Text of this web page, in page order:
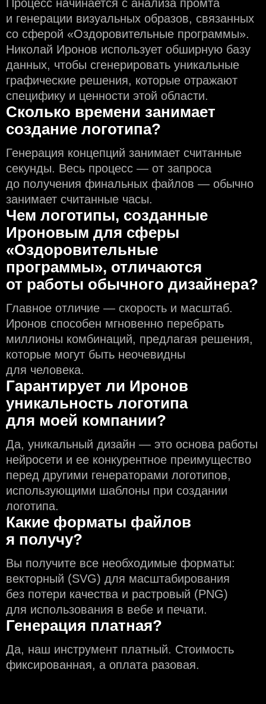
Процесс начинается с анализа промта
и генерации визуальных образов, связанных
со сферой «Оздоровительные программы».
Николай Иронов использует обширную базу
данных, чтобы сгенерировать уникальные
графические решения, которые отражают
специфику и ценности этой области.
Сколько времени занимает
создание логотипа?
Генерация концепций занимает считанные
секунды. Весь процесс — от запроса
до получения финальных файлов — обычно
занимает считанные часы.
Чем логотипы, созданные
Ироновым для сферы
«Оздоровительные
программы», отличаются
от работы обычного дизайнера?
Главное отличие — скорость и масштаб.
Иронов способен мгновенно перебрать
миллионы комбинаций, предлагая решения,
которые могут быть неочевидны
для человека.
Гарантирует ли Иронов
уникальность логотипа
для моей компании?
Да, уникальный дизайн — это основа работы
нейросети и еe конкурентное преимущество
перед другими генераторами логотипов,
использующими шаблоны при создании
логотипа.
Какие форматы файлов
я получу?
Вы получите все необходимые форматы:
векторный (SVG) для масштабирования
без потери качества и растровый (PNG)
для использования в вебе и печати.
Генерация платная?
Да, наш инструмент платный. Стоимость
фиксированная, а оплата разовая.